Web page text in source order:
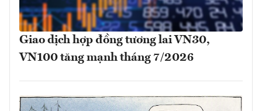
Giao dịch hợp đồng tương lai VN30,
VN100 tăng mạnh tháng 7/2026